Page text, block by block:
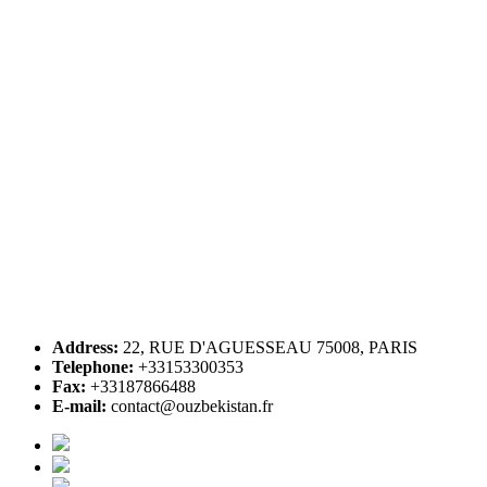
Address: 22, RUE D'AGUESSEAU 75008, PARIS
Telephone: +33153300353
Fax: +33187866488
E-mail: contact@ouzbekistan.fr